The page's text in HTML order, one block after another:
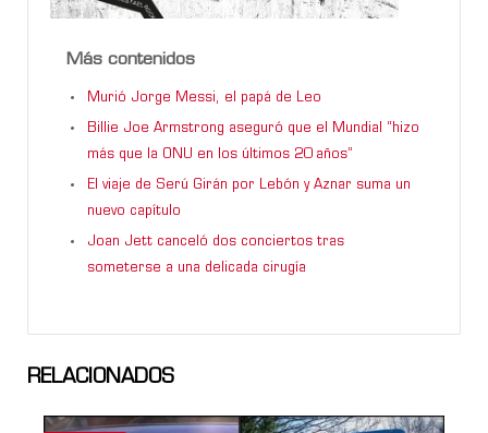
Más contenidos
Murió Jorge Messi, el papá de Leo
Billie Joe Armstrong aseguró que el Mundial “hizo
más que la ONU en los últimos 20 años”
El viaje de Serú Girán por Lebón y Aznar suma un
nuevo capítulo
Joan Jett canceló dos conciertos tras
someterse a una delicada cirugía
RELACIONADOS